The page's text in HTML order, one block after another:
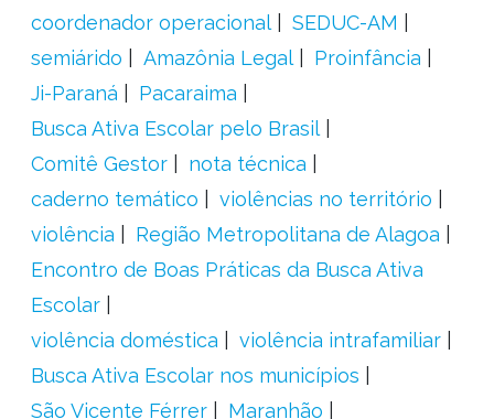
coordenador operacional
SEDUC-AM
semiárido
Amazônia Legal
Proinfância
Ji-Paraná
Pacaraima
Busca Ativa Escolar pelo Brasil
Comitê Gestor
nota técnica
caderno temático
violências no território
violência
Região Metropolitana de Alagoa
Encontro de Boas Práticas da Busca Ativa
Escolar
violência doméstica
violência intrafamiliar
Busca Ativa Escolar nos municípios
São Vicente Férrer
Maranhão